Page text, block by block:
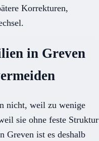
Korrekturen,
in Greven
nicht, weil zu wenige
sie ohne feste Struktur
Greven ist es deshalb